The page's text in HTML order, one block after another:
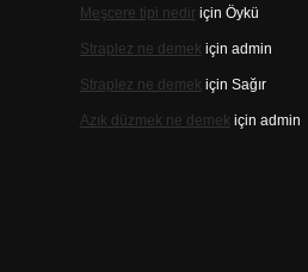
Meşcere tipi nediriçin Öykü
Straplez ne demek için admin
Straplez ne demek için Sağır
Azık düzmek ne demek için admin